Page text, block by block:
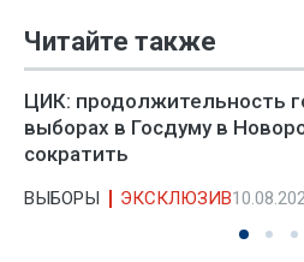
Читайте также
ЦИК: продолжительность
выборах в Госдуму в
сократить
ВЫБОРЫ ЭКСКЛЮЗИВ